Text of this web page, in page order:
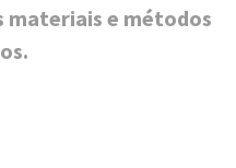
materiais e métodos